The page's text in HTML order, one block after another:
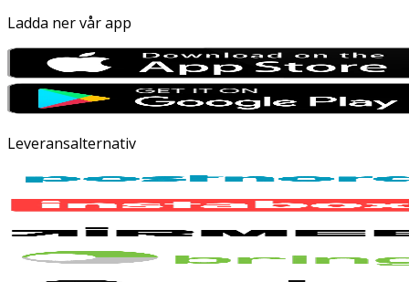
Ladda ner vår app
Leveransalternativ